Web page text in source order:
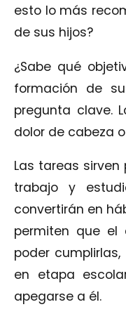
esto lo más
de sus hijos?
¿Sabe qué
formación de
pregunta clave.
dolor de cabeza
Las tareas
trabajo y
convertirán en
permiten que el
poder
en etapa
apegarse a él.